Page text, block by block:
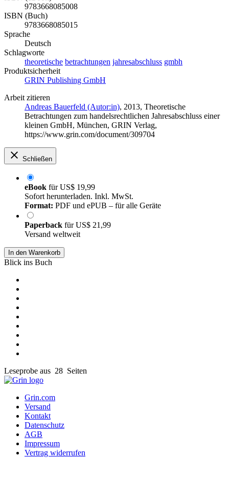
9783668085008
ISBN (Buch)
9783668085015
Sprache
Deutsch
Schlagworte
theoretische betrachtungen jahresabschluss gmbh
Produktsicherheit
GRIN Publishing GmbH
Arbeit zitieren
Andreas Bauerfeld (Autor:in), 2013, Theoretische
Betrachtungen zum handelsrechtlichen Jahresabschluss einer
kleinen GmbH, München, GRIN Verlag,
https://www.grin.com/document/309704
Schließen
eBook fürUS$ 19,99
Sofort herunterladen. Inkl. MwSt.
Format: PDF und ePUB – für alle Geräte
Paperback fürUS$ 21,99
Versand weltweit
In den Warenkorb
Blick ins Buch
Leseprobe aus 28 Seiten
Grin.com
Versand
Kontakt
Datenschutz
AGB
Impressum
Vertrag widerrufen